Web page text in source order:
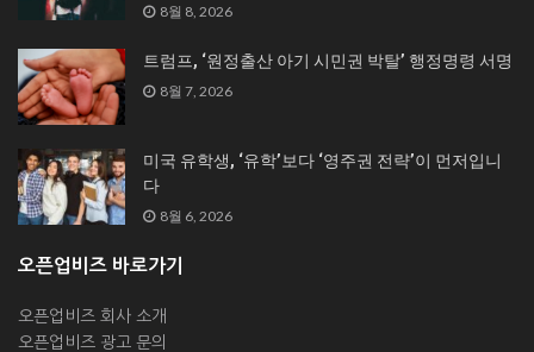
8월 8, 2026
트럼프, ‘원정출산 아기 시민권 박탈’ 행정명령 서명
8월 7, 2026
미국 유학생, ‘유학’보다 ‘영주권 전략’이 먼저입니
다
8월 6, 2026
오픈업비즈 바로가기
오픈업비즈 회사 소개
오픈업비즈 광고 문의